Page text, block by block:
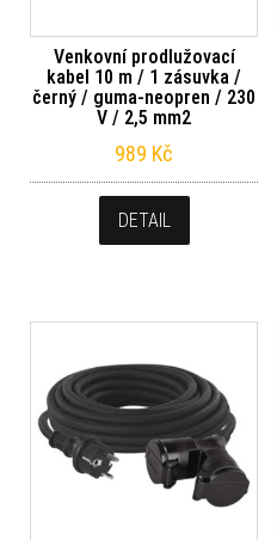
Venkovní prodlužovací
kabel 10 m / 1 zásuvka /
černý / guma-neopren / 230
V / 2,5 mm2
989 Kč
DETAIL